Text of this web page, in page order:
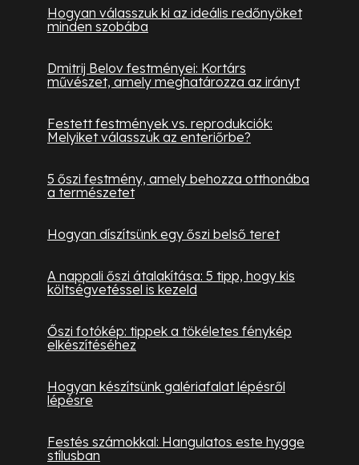
Hogyan válasszuk ki az ideális redőnyöket
minden szobába
Dmitrij Belov festményei: Kortárs
művészet, amely meghatározza az irányt
Festett festmények vs. reprodukciók:
Melyiket válasszuk az enteriőrbe?
5 őszi festmény, amely behozza otthonába
a természetet
Hogyan díszítsünk egy őszi belső teret
A nappali őszi átalakítása: 5 tipp, hogy kis
költségvetéssel is kezeld
Őszi fotókép: tippek a tökéletes fénykép
elkészítéséhez
Hogyan készítsünk galériafalat lépésről
lépésre
Festés számokkal: Hangulatos este hygge
stílusban